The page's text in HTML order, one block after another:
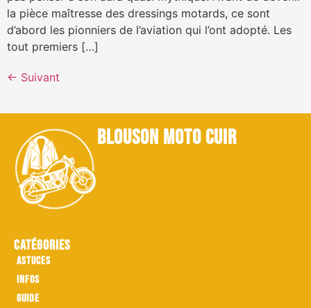
la pièce maîtresse des dressings motards, ce sont
d’abord les pionniers de l’aviation qui l’ont adopté. Les
tout premiers […]
← Suivant
blouson moto cuir
Catégories
Astuces
Infos
Guide